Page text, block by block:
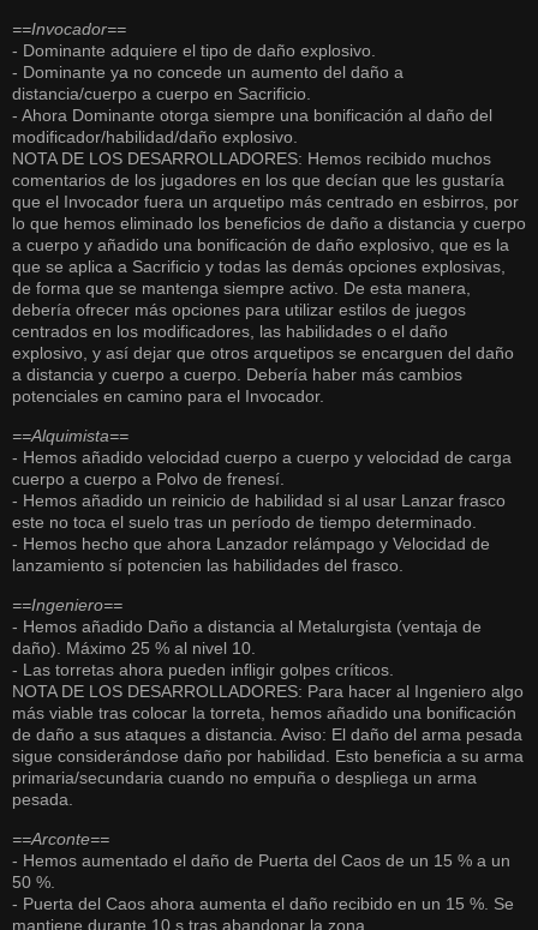
==Invocador==
- Dominante adquiere el tipo de daño explosivo.
- Dominante ya no concede un aumento del daño a
distancia/cuerpo a cuerpo en Sacrificio.
- Ahora Dominante otorga siempre una bonificación al daño del
modificador/habilidad/daño explosivo.
NOTA DE LOS DESARROLLADORES: Hemos recibido muchos
comentarios de los jugadores en los que decían que les gustaría
que el Invocador fuera un arquetipo más centrado en esbirros, por
lo que hemos eliminado los beneficios de daño a distancia y cuerpo
a cuerpo y añadido una bonificación de daño explosivo, que es la
que se aplica a Sacrificio y todas las demás opciones explosivas,
de forma que se mantenga siempre activo. De esta manera,
debería ofrecer más opciones para utilizar estilos de juegos
centrados en los modificadores, las habilidades o el daño
explosivo, y así dejar que otros arquetipos se encarguen del daño
a distancia y cuerpo a cuerpo. Debería haber más cambios
potenciales en camino para el Invocador.
==Alquimista==
- Hemos añadido velocidad cuerpo a cuerpo y velocidad de carga
cuerpo a cuerpo a Polvo de frenesí.
- Hemos añadido un reinicio de habilidad si al usar Lanzar frasco
este no toca el suelo tras un período de tiempo determinado.
- Hemos hecho que ahora Lanzador relámpago y Velocidad de
lanzamiento sí potencien las habilidades del frasco.
==Ingeniero==
- Hemos añadido Daño a distancia al Metalurgista (ventaja de
daño). Máximo 25 % al nivel 10.
- Las torretas ahora pueden infligir golpes críticos.
NOTA DE LOS DESARROLLADORES: Para hacer al Ingeniero algo
más viable tras colocar la torreta, hemos añadido una bonificación
de daño a sus ataques a distancia. Aviso: El daño del arma pesada
sigue considerándose daño por habilidad. Esto beneficia a su arma
primaria/secundaria cuando no empuña o despliega un arma
pesada.
==Arconte==
- Hemos aumentado el daño de Puerta del Caos de un 15 % a un
50 %.
- Puerta del Caos ahora aumenta el daño recibido en un 15 %. Se
mantiene durante 10 s tras abandonar la zona.